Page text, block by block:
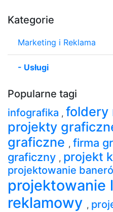
Kategorie
Marketing i Reklama
- Usługi
Popularne tagi
infografika , foldery
projekty
graficzne , firma
graficzny , projekt
projektowanie
projektowanie
reklamowy ,